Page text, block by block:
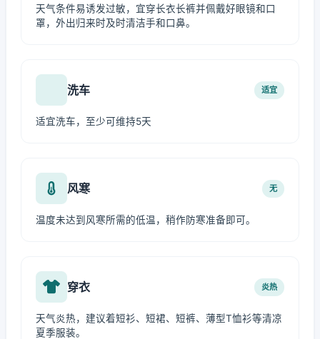
天气条件易诱发过敏，宜穿长衣长裤并佩戴好眼镜和口
罩，外出归来时及时清洁手和口鼻。
洗车 适宜
适宜洗车，至少可维持5天
风寒 无
温度未达到风寒所需的低温，稍作防寒准备即可。
穿衣 炎热
天气炎热，建议着短衫、短裙、短裤、薄型T恤衫等清凉
夏季服装。